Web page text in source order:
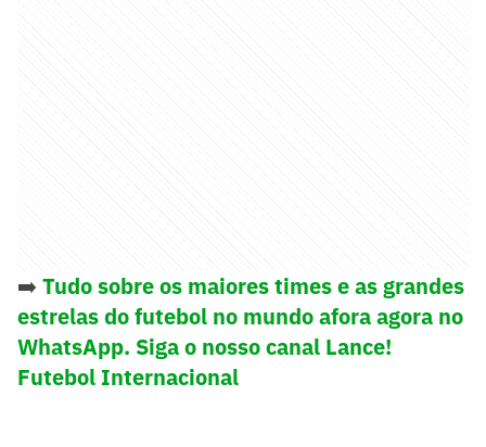
➡️ Tudo sobre os maiores times e as grandes
estrelas do futebol no mundo afora agora no
WhatsApp. Siga o nosso canal Lance!
Futebol Internacional